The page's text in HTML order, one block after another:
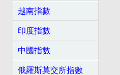
越南指數
印度指數
中國指數
俄羅斯莫交所指數